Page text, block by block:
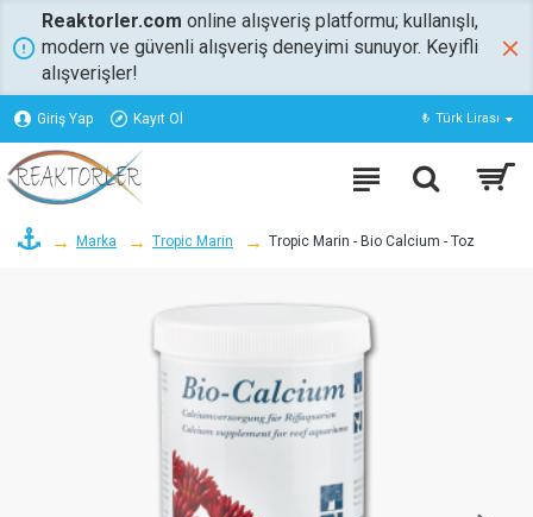
Reaktorler.com online alışveriş platformu; kullanışlı,
modern ve güvenli alışveriş deneyimi sunuyor. Keyifli
alışverişler!
Giriş Yap Kayıt Ol ₺ Türk Lirası
Marka Tropic Marin Tropic Marin - Bio Calcium - Toz